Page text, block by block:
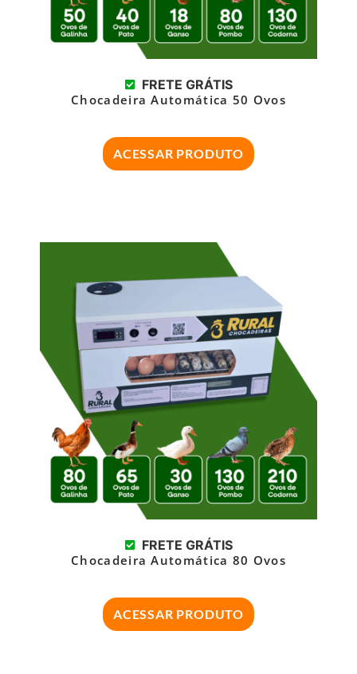
FRETE GRÁTIS
Chocadeira Automática 50 Ovos
ACESSAR PRODUTO
FRETE GRÁTIS
Chocadeira Automática 80 Ovos
ACESSAR PRODUTO